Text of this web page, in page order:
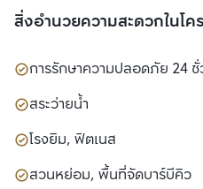
สิ่งอำนวยความสะดวกในโค
การรักษาความปลอดภัย 24 ชั่
สระว่ายน้ำ
โรงยิม, ฟิตเนส
สวนหย่อม, พื้นที่จัดบาร์บีคิว